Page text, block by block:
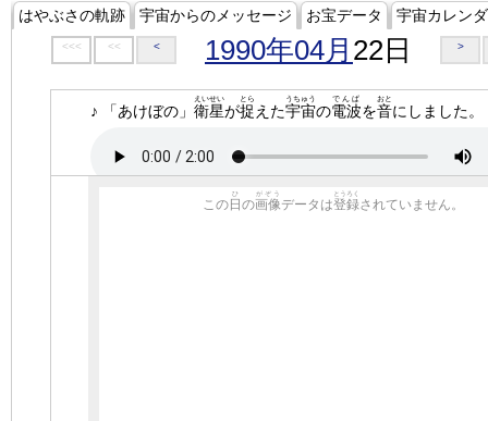
はやぶさの軌跡 宇宙からのメッセージ お宝データ 宇宙カレン
<<< << < 1990年04月 22日 >
♪ 「あけぼの」 衛星
えいせい
が捉
とら
えた宇宙
うちゅう
の電波
でんぱ
を音
おと
にしました。
この 日
ひ
の画像
がぞう
データは登録
とうろく
されていません。